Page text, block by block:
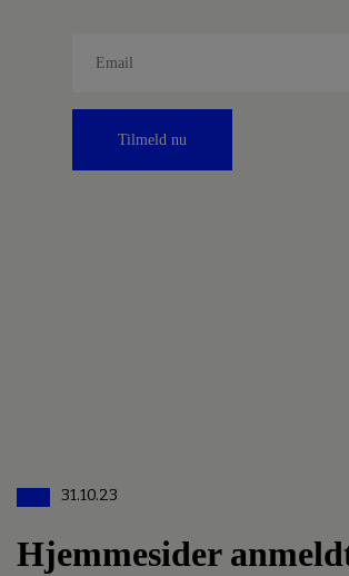
Tilmeld nu
31.10.23
Hjemmesider